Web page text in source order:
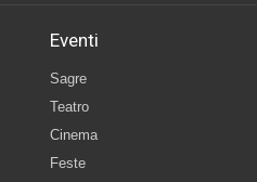
Eventi
Sagre
Teatro
Cinema
Feste